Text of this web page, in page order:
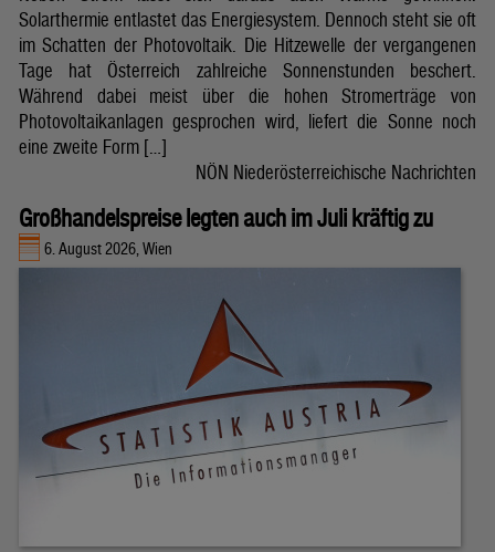
Solarthermie entlastet das Energiesystem. Dennoch steht sie oft
im Schatten der Photovoltaik. Die Hitzewelle der vergangenen
Tage hat Österreich zahlreiche Sonnenstunden beschert.
Während dabei meist über die hohen Stromerträge von
Photovoltaikanlagen gesprochen wird, liefert die Sonne noch
eine zweite Form […]
NÖN Niederösterreichische Nachrichten
Großhandelspreise legten auch im Juli kräftig zu
6. August 2026, Wien